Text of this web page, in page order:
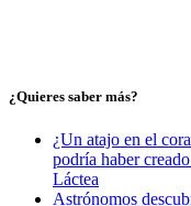
¿Quieres saber más?
¿Un atajo en el
podría haber
Láctea
Astrónomos